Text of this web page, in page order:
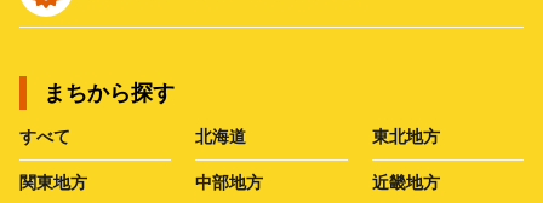
まちから探す
すべて 北海道 東北地方
関東地方 中部地方 近畿地方